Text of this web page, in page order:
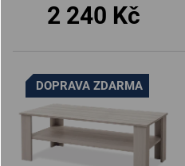
2 240 Kč
DOPRAVA ZDARMA